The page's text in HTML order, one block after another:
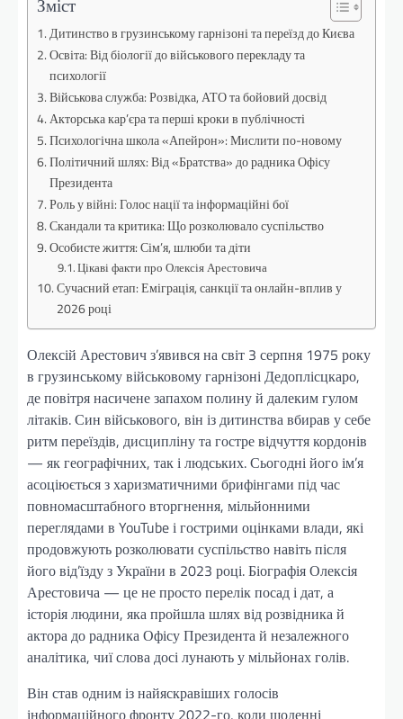
Дитинство в грузинському гарнізоні та переїзд до Києва
Освіта: Від біології до військового перекладу та
психології
Військова служба: Розвідка, АТО та бойовий досвід
Акторська кар’єра та перші кроки в публічності
Психологічна школа «Апейрон»: Мислити по-новому
Політичний шлях: Від «Братства» до радника Офісу
Президента
Роль у війні: Голос нації та інформаційні бої
Скандали та критика: Що розколювало суспільство
Особисте життя: Сім’я, шлюби та діти
Цікаві факти про Олексія Арестовича
Сучасний етап: Еміграція, санкції та онлайн-вплив у
2026 році
Олексій Арестович з’явився на світ 3 серпня 1975 року
в грузинському військовому гарнізоні Дедоплісцкаро,
де повітря насичене запахом полину й далеким гулом
літаків. Син військового, він із дитинства вбирав у себе
ритм переїздів, дисципліну та гостре відчуття кордонів
— як географічних, так і людських. Сьогодні його ім’я
асоціюється з харизматичними брифінгами під час
повномасштабного вторгнення, мільйонними
переглядами в YouTube і гострими оцінками влади, які
продовжують розколювати суспільство навіть після
його від’їзду з України в 2023 році. Біографія Олексія
Арестовича — це не просто перелік посад і дат, а
історія людини, яка пройшла шлях від розвідника й
актора до радника Офісу Президента й незалежного
аналітика, чиї слова досі лунають у мільйонах голів.
Він став одним із найяскравіших голосів
інформаційного фронту 2022-го, коли щоденні